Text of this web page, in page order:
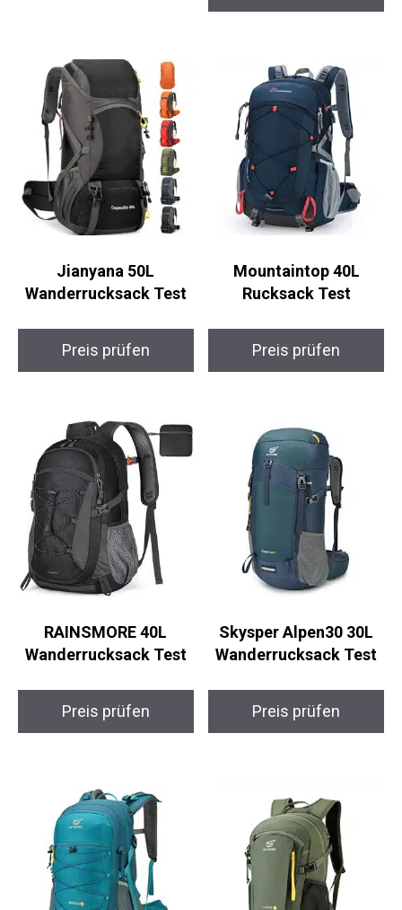
Jianyana 50L
Wanderrucksack Test
Preis prüfen
Mountaintop 40L
Rucksack Test
Preis prüfen
RAINSMORE 40L
Wanderrucksack Test
Preis prüfen
Skysper Alpen30 30L
Wanderrucksack Test
Preis prüfen